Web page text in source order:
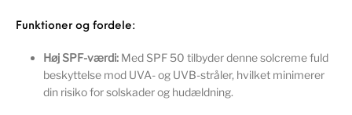
Funktioner og fordele:
Høj SPF-værdi: Med SPF 50 tilbyder denne solcreme fuld
beskyttelse mod UVA- og UVB-stråler, hvilket minimerer
din risiko for solskader og hudældning.